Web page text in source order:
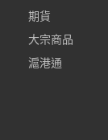
期貨
大宗商品
滬港通